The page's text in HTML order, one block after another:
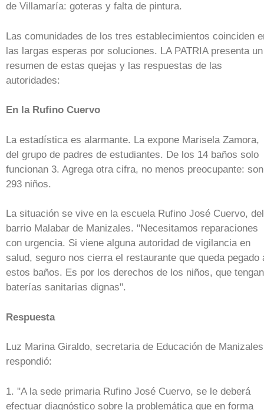
de Villamaría: goteras y falta de pintura.
Las comunidades de los tres establecimientos coinciden
las largas esperas por soluciones. LA PATRIA presenta un
resumen de estas quejas y las respuestas de las
autoridades:
En la Rufino Cuervo
La estadística es alarmante. La expone Marisela Zamora,
del grupo de padres de estudiantes. De los 14 baños solo
funcionan 3. Agrega otra cifra, no menos preocupante: son
293 niños.
La situación se vive en la escuela Rufino José Cuervo, del
barrio Malabar de Manizales. "Necesitamos reparaciones
con urgencia. Si viene alguna autoridad de vigilancia en
salud, seguro nos cierra el restaurante que queda pegado
estos baños. Es por los derechos de los niños, que tengan
baterías sanitarias dignas".
Respuesta
Luz Marina Giraldo, secretaria de Educación de
respondió:
1. "A la sede primaria Rufino José Cuervo, se le deberá
efectuar diagnóstico sobre la problemática que en forma